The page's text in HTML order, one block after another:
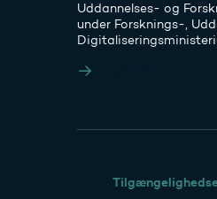
Uddannelses- og
under Forsknings-,